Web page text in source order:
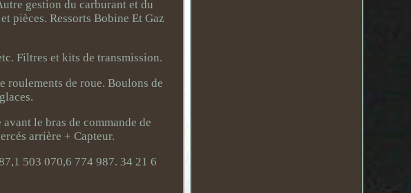
gestion du carburant et du
pièces. Ressorts Bobine Et Gaz
Filtres et kits de transmission.
roulements de roue. Boulons de
le bras de commande de
arrière + Capteur.
503 070,6 774 987. 34 21 6